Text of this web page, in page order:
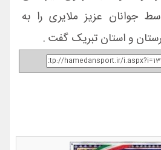
جوانان عزیز ملایری را به
و استان تبریک گفت .